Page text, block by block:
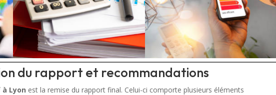
du rapport et recommandations
à Lyon est la remise du rapport final. Celui-ci comporte plusieurs éléments